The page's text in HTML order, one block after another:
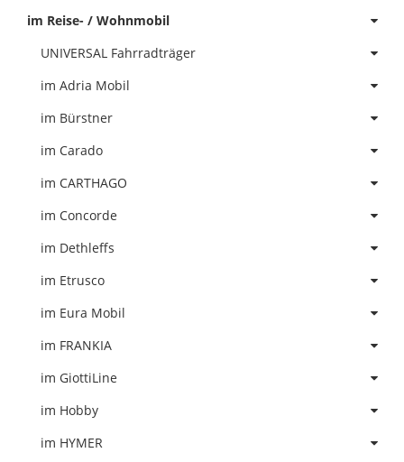
im Reise- / Wohnmobil
UNIVERSAL Fahrradträger
im Adria Mobil
im Bürstner
im Carado
im CARTHAGO
im Concorde
im Dethleffs
im Etrusco
im Eura Mobil
im FRANKIA
im GiottiLine
im Hobby
im HYMER